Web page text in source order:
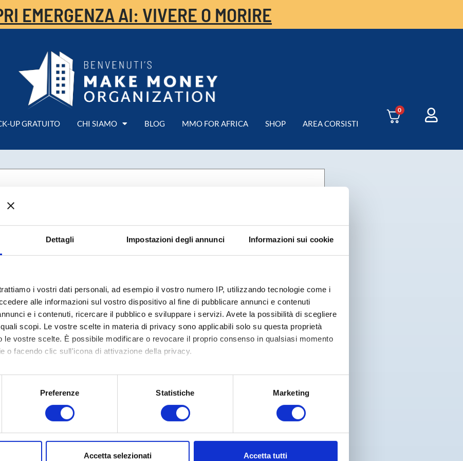
Dettagli Impostazioni degli annunci Informazioni sui cookie
i vostri dati personali, ad esempio il vostro numero IP, utilizzando tecnologie come i
alle informazioni sul vostro dispositivo al fine di pubblicare annunci e contenuti
e i contenuti, ricercare il pubblico e sviluppare i servizi. Avete la possibilità di scegliere
scopi. Le vostre scelte in materia di privacy sono applicabili solo su questa proprietà
le vostre scelte. È possibile modificare o revocare il proprio consenso in qualsiasi momento
o facendo clic sull'icona di attivazione della privacy.
anche:
sulla tua posizione geografica, con un'approssimazione di qualche metro,
in qualsiasi momento dalla Dichiarazione sui cookie.
Preferenze Statistiche Marketing
Accetta selezionati Accetta tutti
EMERGENZA AI: VIVERE O MORIRE
UP GRATUITO CHI SIAMO BLOG MMO FOR AFRICA SHOP AREA CORSISTI
0
DEL TEMPO
il
per